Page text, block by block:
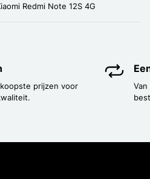
Redmi Note 12S 4G
prijzen voor